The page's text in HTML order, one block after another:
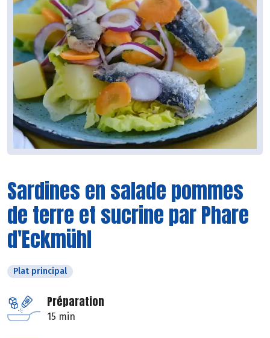
Sardines en salade pommes
de terre et sucrine par Phare
d'Eckmühl
Plat principal
Préparation
15 min